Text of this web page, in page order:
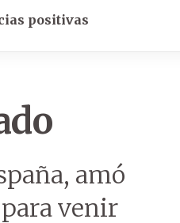
positivas
amó
venir